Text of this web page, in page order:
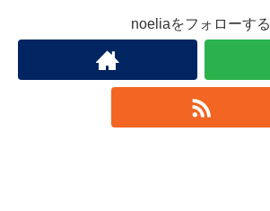
noeliaをフォローする